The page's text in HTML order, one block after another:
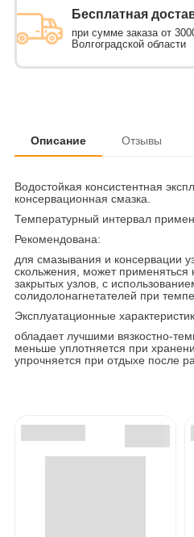
Бесплатная
при сумме заказа от
Волгоградской области
Описание Отзывы
Водостойкая консистентная
консервационная смазка.
Температурный интервал
Рекомендована:
для смазывания и консервации
скольжения, может применяться
закрытых узлов, с
солидолонагнетателей при
Эксплуатационные
обладает лучшими вязкостно-
меньше уплотняется при
упрочняется при отдыхе после